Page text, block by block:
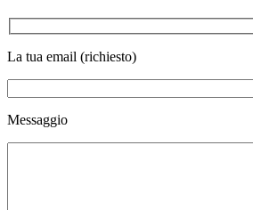
La tua email (richiesto)
Messaggio